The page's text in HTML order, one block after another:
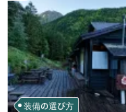
装備の選び方